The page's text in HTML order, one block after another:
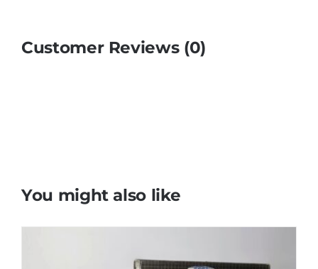
Customer Reviews (0)
You might also like